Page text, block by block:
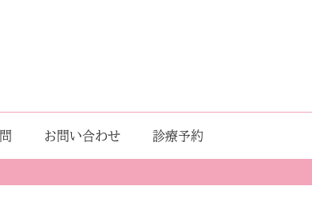
お問い合わせ 診療予約